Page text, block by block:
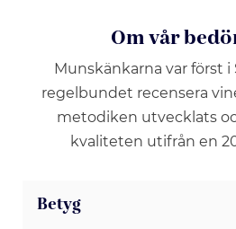
Om vår
Munskänkarna var först
regelbundet recensera
metodiken utvecklats
kvaliteten utifrån en
Betyg